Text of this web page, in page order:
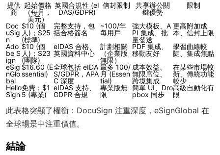
提供
商
起始價格
（每月，
美元）
英國合規性 (eI
DAS/GDPR)
信封限制
共享辦公關
鍵優勢
限制
Doc
uSig
n
$10 (個
人)；$25
(標準)
完整支持，包
括合格簽名
~100/年
每用戶
強大模板、A
PI 集成、批
量發送
更高附加成
本、信封上限
Ado
be S
ign
$10 (個
人)；$23
(團隊)
eIDAS 合格、
英國資料中心
計劃相關
（企業版
無限）
PDF 集成、
移動友好
學習曲線較
陡、集成焦點
eSig
nGlo
bal
$16.60 (E
ssential)
全球包括 eIDA
S/GDPR，APA
C 深度
最多 100/
月 (Essen
tial)
成本效益、
無限席位、
跨境集成
在某些市場較
新、傳統功能
較少
Hello
Sign
免費；$1
5 (專業)
eIDAS 支持、
GDPR 合規
專業版無
限
簡單 UI、Dro
pbox 同步
高級自動化有
限
此表格突顯了權衡：DocuSign 注重深度，eSignGlobal 在
全球場景中注重價值。
結論